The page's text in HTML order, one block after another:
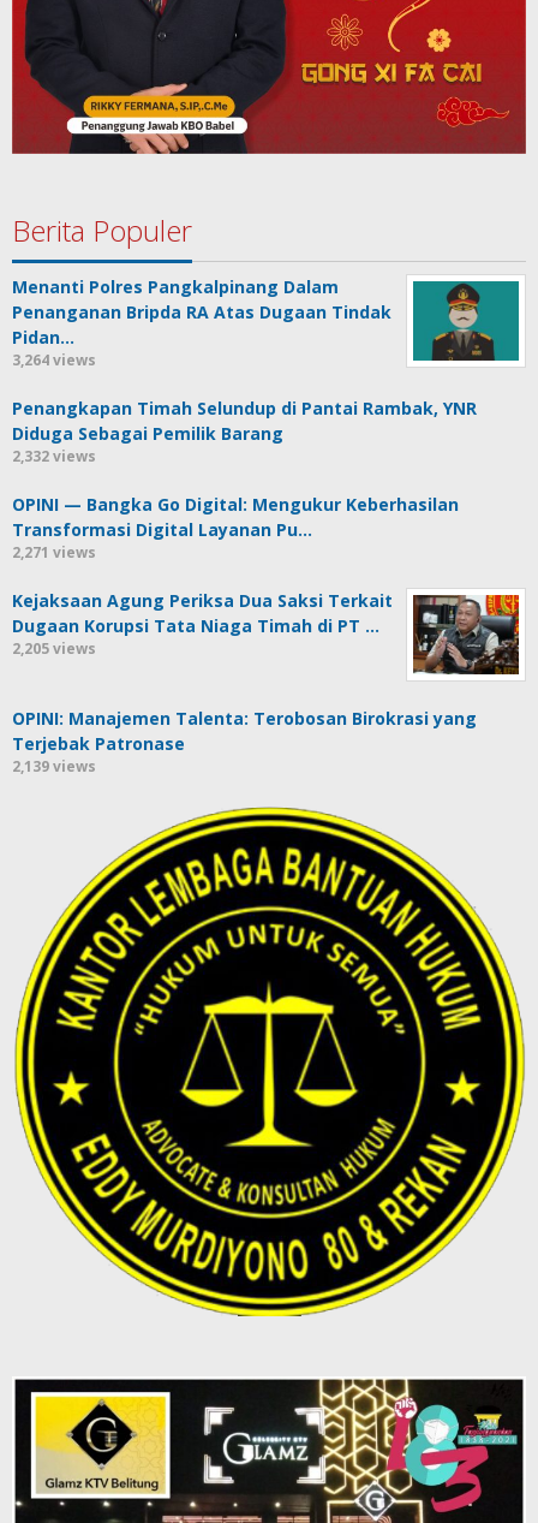
Berita Populer
Menanti Polres Pangkalpinang Dalam
Penanganan Bripda RA Atas Dugaan Tindak
Pidan…
3,264 views
Penangkapan Timah Selundup di Pantai Rambak, YNR
Diduga Sebagai Pemilik Barang
2,332 views
OPINI — Bangka Go Digital: Mengukur Keberhasilan
Transformasi Digital Layanan Pu…
2,271 views
Kejaksaan Agung Periksa Dua Saksi Terkait
Dugaan Korupsi Tata Niaga Timah di PT …
2,205 views
OPINI: Manajemen Talenta: Terobosan Birokrasi yang
Terjebak Patronase
2,139 views